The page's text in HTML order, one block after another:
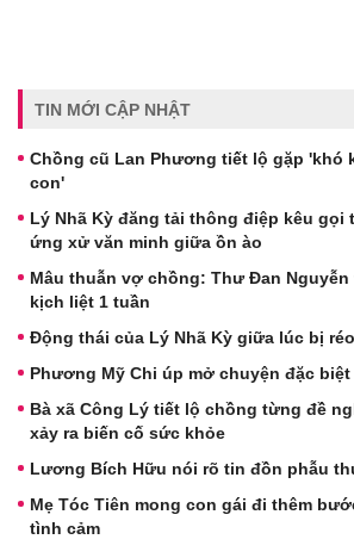
TIN MỚI CẬP NHẬT
Chồng cũ Lan Phương tiết lộ gặp 'khó
con'
Lý Nhã Kỳ đăng tải thông điệp kêu gọi
ứng xử văn minh giữa ồn ào
Mâu thuẫn vợ chồng: Thư Đan
kịch liệt 1 tuần
Động thái của Lý Nhã Kỳ giữa lúc bị
Phương Mỹ Chi úp mở chuyện đặc biệt
Bà xã Công Lý tiết lộ chồng từng đề
xảy ra biến cố sức khỏe
Lương Bích Hữu nói rõ tin đồn phẫu
Mẹ Tóc Tiên mong con gái đi thêm
tình cảm